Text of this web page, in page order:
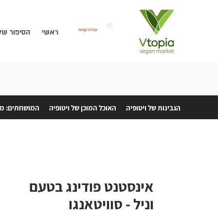
הסיפור ראשי עגלת קניות
אינסטנט פודינג בטעם
וניל - סוויטאנגו
הגבינות של ויטופיה האוכל המוכן של ויטופיה המושחתים: